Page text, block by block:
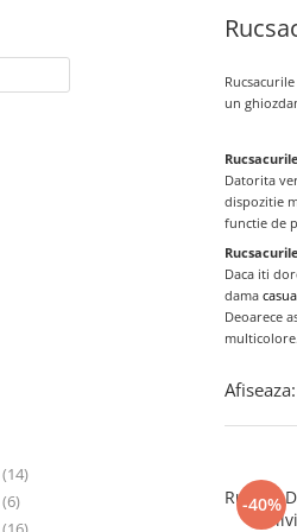
Rucsacurile
un
Datorita
dispozitie
functie de
Daca iti
dama
Deoarece
(14)
(6)
Afiseaza:
-40%
Rucsac